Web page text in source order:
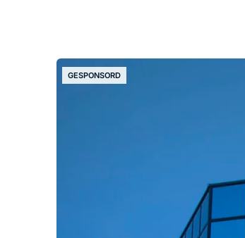
GESPONSORD